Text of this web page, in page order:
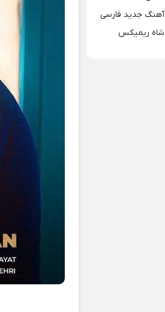
آهنگ جدید فارسی
شاه ریمیکس